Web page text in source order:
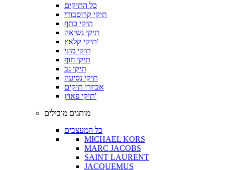
כל התיקים
תיקי קרוסבודי
תיקי כתף
תיקי נשיאה
תיקי קלאץ'
תיקי מיני
תיקי חוף
תיקי גב
תיקי נסיעה
אביזרי תיקים
תיקי פאוץ'
מותגים מובילים
כל המעצבים
MICHAEL KORS
MARC JACOBS
SAINT LAURENT
JACQUEMUS